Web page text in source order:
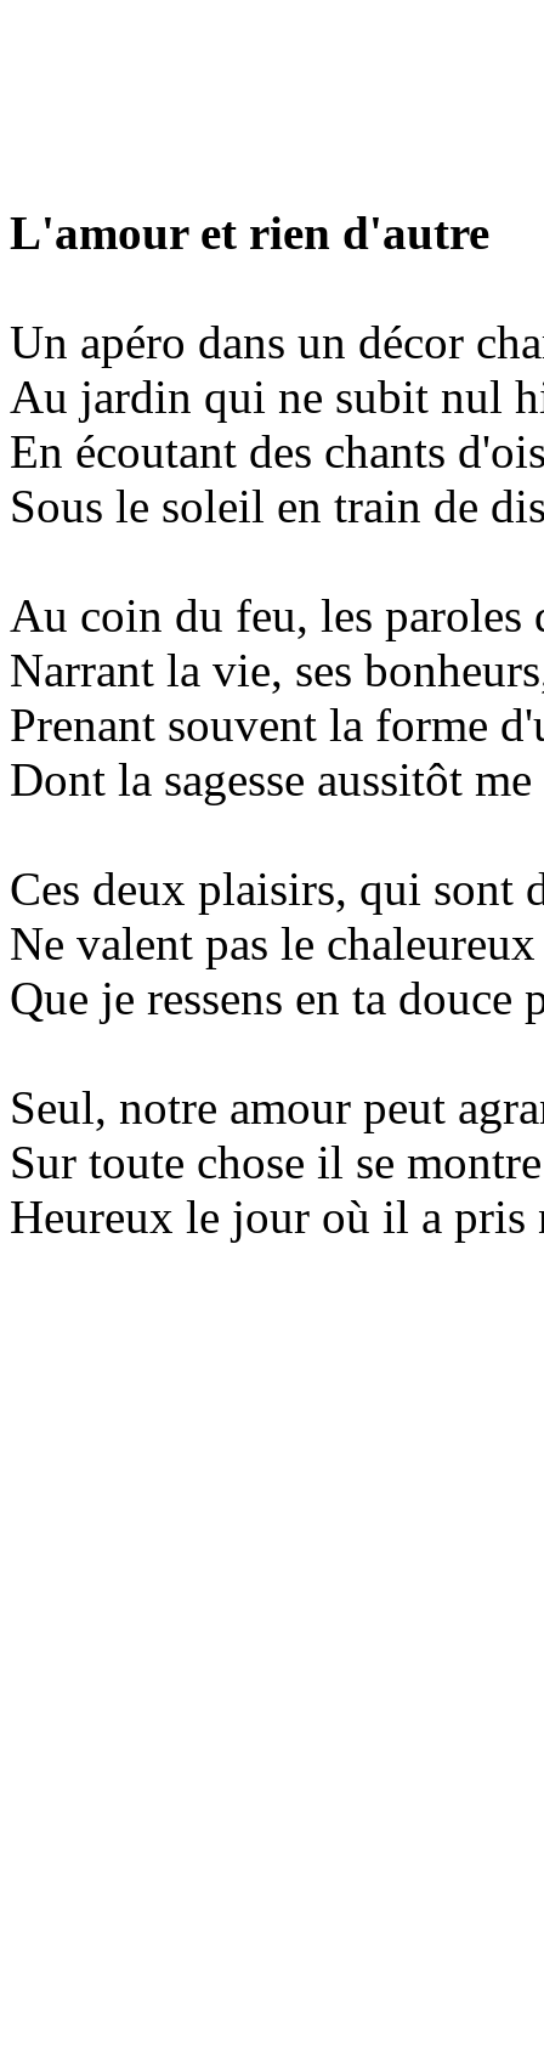
L'amour et rien d'autre
Un apéro dans un décor
Au jardin qui ne subit nul
En écoutant des chants
Sous le soleil en train de
Au coin du feu, les paroles
Narrant la vie, ses
Prenant souvent la forme
Dont la sagesse aussitôt
Ces deux plaisirs, qui sont
Ne valent pas le
Que je ressens en ta douce
Seul, notre amour peut
Sur toute chose il se
Heureux le jour où il a pris